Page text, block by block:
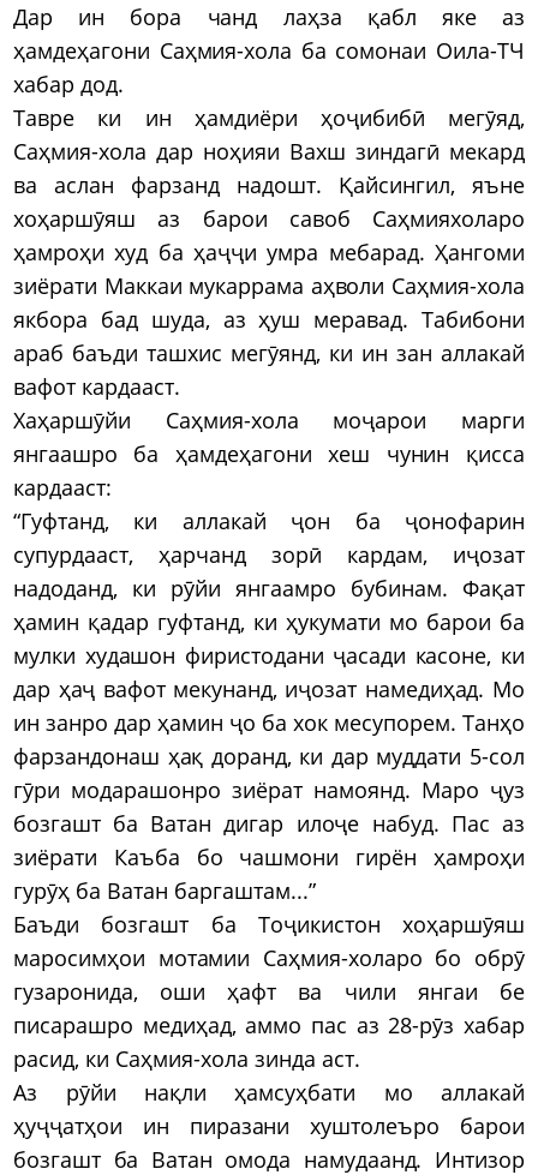
Дар ин бора чанд лаҳза қабл яке аз
ҳамдеҳагони Саҳмия-хола ба сомонаи Оила-ТЧ
хабар дод.
Тавре ки ин ҳамдиёри ҳоҷибибӣ мегӯяд,
Саҳмия-хола дар ноҳияи Вахш зиндагӣ мекард
ва аслан фарзанд надошт. Қайсингил, яъне
хоҳаршӯяш аз барои савоб Саҳмияхоларо
ҳамроҳи худ ба ҳаҷҷи умра мебарад. Ҳангоми
зиёрати Маккаи мукаррама аҳволи Саҳмия-хола
якбора бад шуда, аз ҳуш меравад. Табибони
араб баъди ташхис мегӯянд, ки ин зан аллакай
вафот кардааст.
Хаҳаршӯйи Саҳмия-хола моҷарои марги
янгаашро ба ҳамдеҳагони хеш чунин қисса
кардааст:
“Гуфтанд, ки аллакай ҷон ба ҷонофарин
супурдааст, ҳарчанд зорӣ кардам, иҷозат
надоданд, ки рӯйи янгаамро бубинам. Фақат
ҳамин қадар гуфтанд, ки ҳукумати мо барои ба
мулки худашон фиристодани ҷасади касоне, ки
дар ҳаҷ вафот мекунанд, иҷозат намедиҳад. Мо
ин занро дар ҳамин ҷо ба хок месупорем. Танҳо
фарзандонаш ҳақ доранд, ки дар муддати 5-сол
гӯри модарашонро зиёрат намоянд. Маро ҷуз
бозгашт ба Ватан дигар илоҷе набуд. Пас аз
зиёрати Каъба бо чашмони гирён ҳамроҳи
гурӯҳ ба Ватан баргаштам...”
Баъди бозгашт ба Тоҷикистон хоҳаршӯяш
маросимҳои мотамии Саҳмия-холаро бо обрӯ
гузаронида, оши ҳафт ва чили янгаи бе
писарашро медиҳад, аммо пас аз 28-рӯз хабар
расид, ки Саҳмия-хола зинда аст.
Аз рӯйи нақли ҳамсуҳбати мо аллакай
ҳуҷҷатҳои ин пиразани хуштолеъро барои
бозгашт ба Ватан омода намудаанд. Интизор